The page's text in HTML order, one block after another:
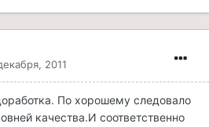
2011
По хорошему следовало
качества.И соответственно